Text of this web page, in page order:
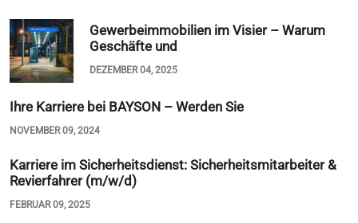
Gewerbeimmobilien im Visier – Warum
Geschäfte und
DEZEMBER 04, 2025
Ihre Karriere bei BAYSON – Werden Sie
NOVEMBER 09, 2024
Karriere im Sicherheitsdienst: Sicherheitsmitarbeiter &
Revierfahrer (m/w/d)
FEBRUAR 09, 2025